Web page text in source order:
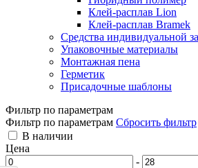
Клей-расплав Lion
Клей-расплав Bramek
Средства индивидуальной
Упаковочные материалы
Монтажная пена
Герметик
Присадочные шаблоны
Фильтр по параметрам
Фильтр по параметрам Сбросить фильтр
В наличии
Цена
-